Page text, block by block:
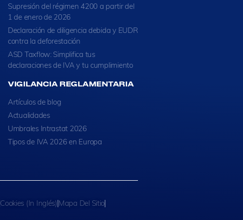
Supresión del régimen 4200 a partir del
1 de enero de 2026
Declaración de diligencia debida y EUDR
contra la deforestación
ASD Taxflow: Simplifica tus
declaraciones de IVA y tu cumplimiento
VIGILANCIA REGLAMENTARIA
Artículos de blog
Actualidades
Umbrales Intrastat 2026
Tipos de IVA 2026 en Europa
Cookies (in Inglés) Mapa Del Sitio